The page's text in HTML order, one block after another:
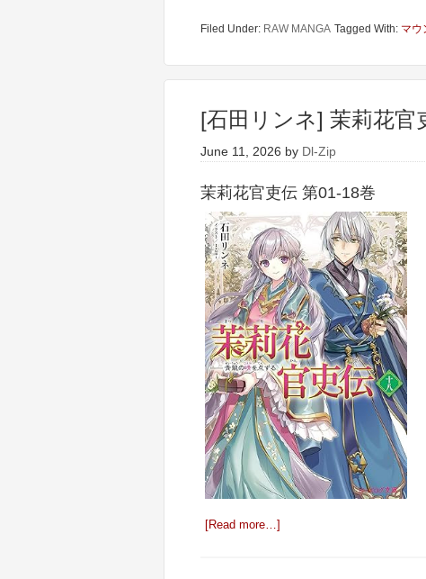
Filed Under: RAW MANGA Tagged With: マウ
[石田リンネ] 茉莉花官
June 11, 2026 by Dl-Zip
茉莉花官吏伝 第01-18巻
[Read more…]